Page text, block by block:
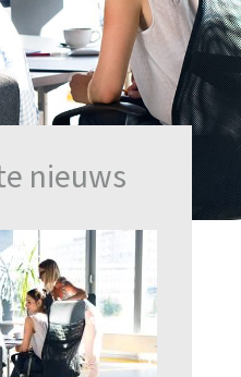
nieuws